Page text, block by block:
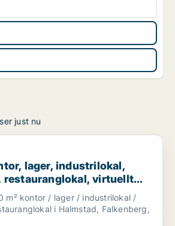
just nu
lager, industrilokal, kontorsplats,
lager, industrilokal,
restauranglokal, virtuellt
eller fastighetsmark
Halmstad, Falkenberg eller
m² kontor / lager / industrilokal /
i Halmstad, Falkenberg,